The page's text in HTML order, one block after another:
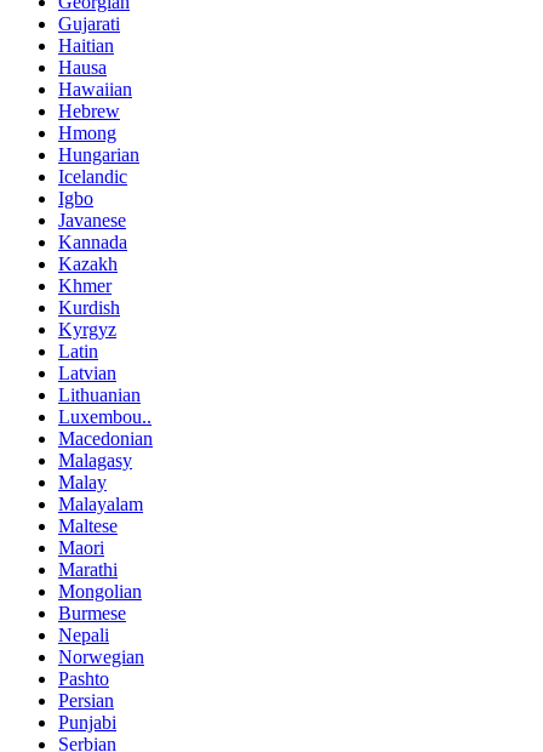
Gujarati
Haitian
Hausa
Hawaiian
Hebrew
Hmong
Hungarian
Icelandic
Igbo
Javanese
Kannada
Kazakh
Khmer
Kurdish
Kyrgyz
Latin
Latvian
Lithuanian
Luxembou..
Macedonian
Malagasy
Malay
Malayalam
Maltese
Maori
Marathi
Mongolian
Burmese
Nepali
Norwegian
Pashto
Persian
Punjabi
Serbian